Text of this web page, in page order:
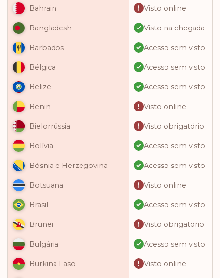
Bahrain Visto online
Bangladesh Visto na chegada
Barbados Acesso sem visto
Bélgica Acesso sem visto
Belize Acesso sem visto
Benin Visto online
Bielorrússia Visto obrigatório
Bolívia Acesso sem visto
Bósnia e Herzegovina Acesso sem visto
Botsuana Visto online
Brasil Acesso sem visto
Brunei Visto obrigatório
Bulgária Acesso sem visto
Burkina Faso Visto online